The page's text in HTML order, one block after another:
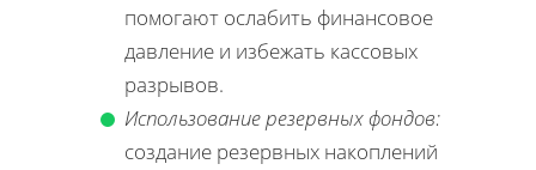
помогают ослабить финансовое
давление и избежать кассовых
разрывов.
Использование резервных фондов:
создание резервных накоплений